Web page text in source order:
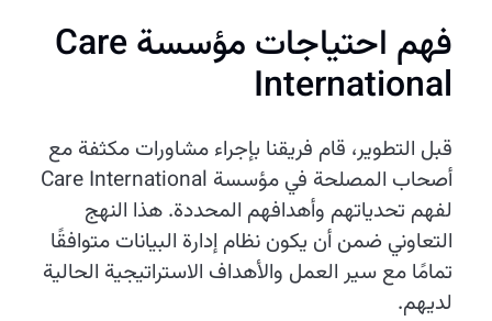
فهم احتياجات مؤسسة Care
International
قبل التطوير، قام فريقنا بإجراء مشاورات مكثفة مع
أصحاب المصلحة في مؤسسة Care International
لفهم تحدياتهم وأهدافهم المحددة. هذا النهج
التعاوني ضمن أن يكون نظام إدارة البيانات متوافقًا
تمامًا مع سير العمل والأهداف الاستراتيجية الحالية
لديهم.